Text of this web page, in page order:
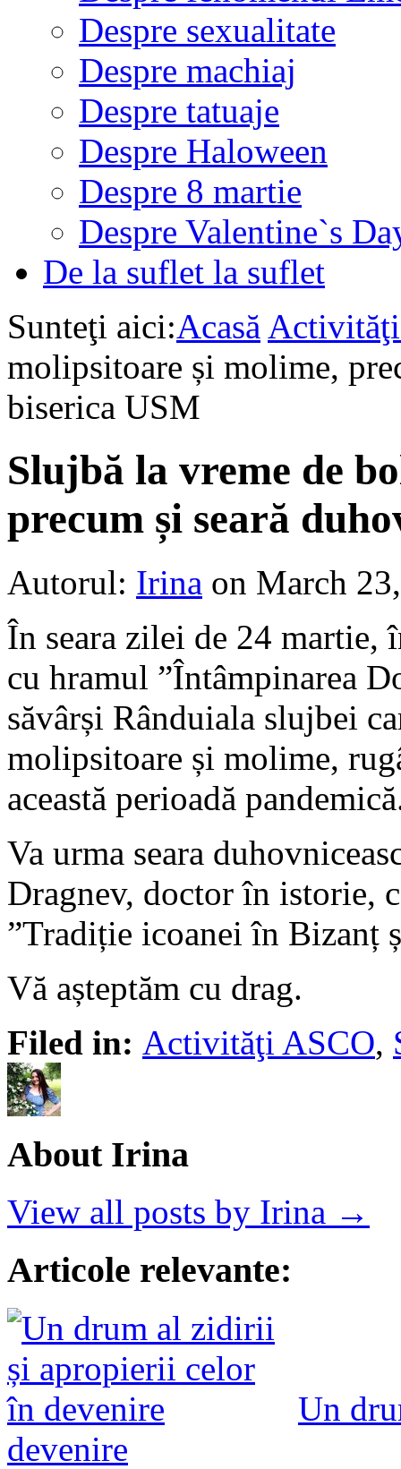
Despre sexualitate
Despre machiaj
Despre tatuaje
Despre Haloween
Despre 8 martie
Despre Valentine`s
De la suflet la suflet
Sunteţi aici:Acasă
molipsitoare și molime,
biserica USM
Slujbă la vreme de
precum și seară
Autorul: Irina on March
În seara zilei de 24 martie,
cu hramul ”Întâmpinarea
săvârși Rânduiala slujbei
molipsitoare și molime,
această perioadă
Va urma seara
Dragnev, doctor în istorie,
”Tradiție icoanei în Bizanț
Vă așteptăm cu drag.
Filed in: Activităţi ASCO,
About Irina
View all posts by Irina →
Articole relevante:
Un
devenire